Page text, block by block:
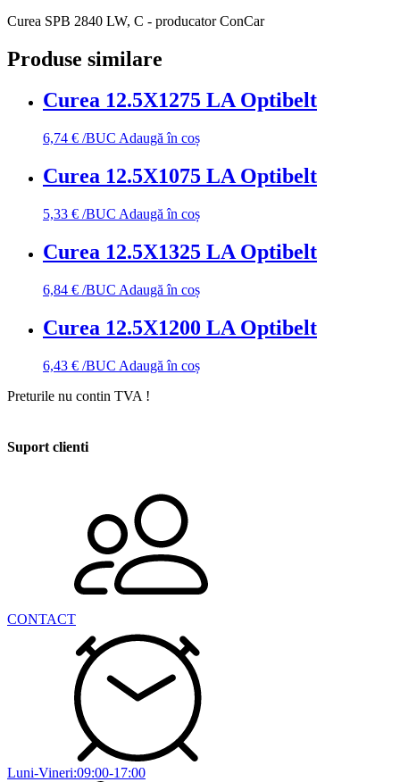
Curea SPB 2840 LW, C - producator ConCar
Produse similare
Curea 12.5X1275 LA Optibelt
6,74 € /BUC Adaugă în coș
Curea 12.5X1075 LA Optibelt
5,33 € /BUC Adaugă în coș
Curea 12.5X1325 LA Optibelt
6,84 € /BUC Adaugă în coș
Curea 12.5X1200 LA Optibelt
6,43 € /BUC Adaugă în coș
Preturile nu contin TVA !
Suport clienti
CONTACT
Luni-Vineri:09:00-17:00